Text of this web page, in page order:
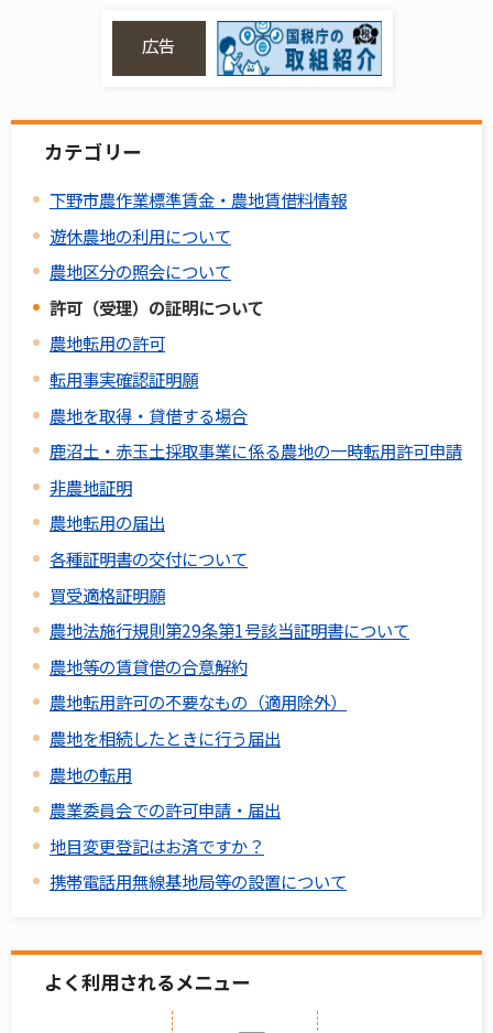
広告
カテゴリー
下野市農作業標準賃金・農地賃借料情報
遊休農地の利用について
農地区分の照会について
許可（受理）の証明について
農地転用の許可
転用事実確認証明願
農地を取得・貸借する場合
鹿沼土・赤玉土採取事業に係る農地の一時転用許可申請
非農地証明
農地転用の届出
各種証明書の交付について
買受適格証明願
農地法施行規則第29条第1号該当証明書について
農地等の賃貸借の合意解約
農地転用許可の不要なもの（適用除外）
農地を相続したときに行う届出
農地の転用
農業委員会での許可申請・届出
地目変更登記はお済ですか？
携帯電話用無線基地局等の設置について
よく利用されるメニュー